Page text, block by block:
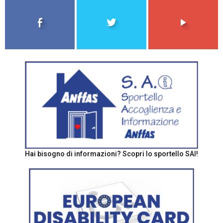
Hai bisogno di informazioni? Scopri lo sportello SAI!